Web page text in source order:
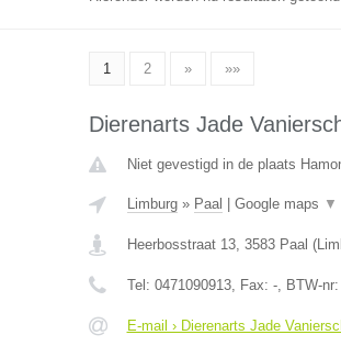
1 2 » »»
Dierenarts Jade
Niet gevestigd in de plaats
Limburg» Paal Google maps ▼
Heerbosstraat 13, 3583 Paal (
Tel: 0471090913, Fax: -, BTW-nr:
E-mail › Dierenarts Jade